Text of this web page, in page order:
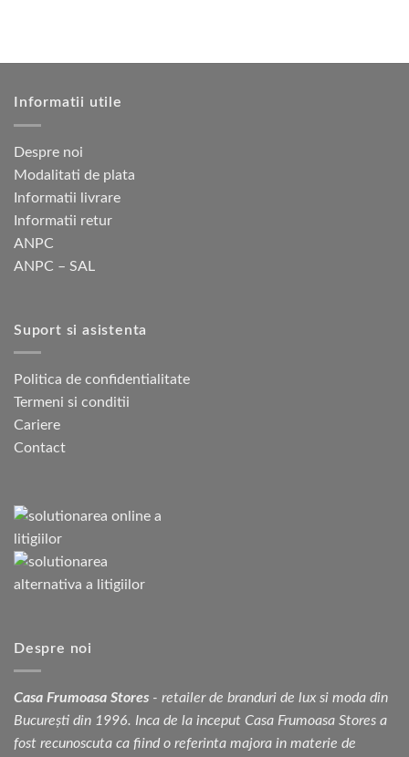
Informatii utile
Despre noi
Modalitati de plata
Informatii livrare
Informatii retur
ANPC
ANPC – SAL
Suport si asistenta
Politica de confidentialitate
Termeni si conditii
Cariere
Contact
Despre noi
Casa Frumoasa Stores - retailer de branduri de lux si moda din
București din 1996. Inca de la inceput Casa Frumoasa Stores a
fost recunoscuta ca fiind o referinta majora in materie de